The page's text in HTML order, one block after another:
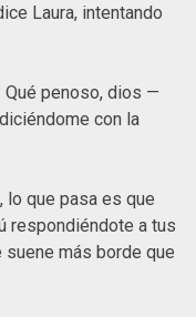
Laura, intentando
Qué penoso, dios —
con la
lo que pasa es que
respondiéndote a tus
más borde que